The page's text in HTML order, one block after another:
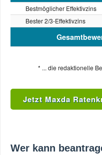
Bestmöglicher Effektivzins
Bester 2/3-Effektivzins
* ... die redaktionelle
Jetzt
Wer kann